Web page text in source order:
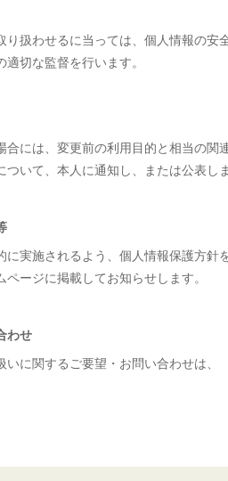
り扱わせるに当っては、個人情報の
切な監督を行います。
には、変更前の利用目的と相当の関
いて、本人に通知し、または公表しま
に実施されるよう、個人情報保護方
ージに掲載してお知らせします。
わせ
いに関するご要望・お問い合わせは